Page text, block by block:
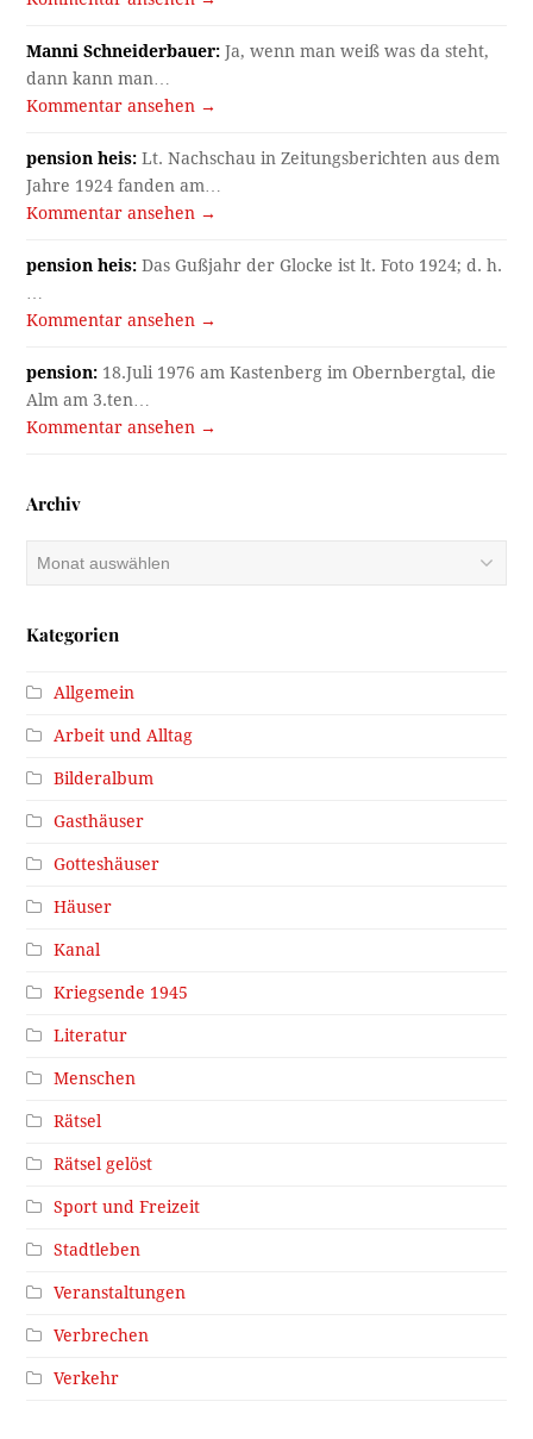
Manni Schneiderbauer: Ja, wenn man weiß was da steht,
dann kann man…
Kommentar ansehen →
pension heis: Lt. Nachschau in Zeitungsberichten aus dem
Jahre 1924 fanden am…
Kommentar ansehen →
pension heis: Das Gußjahr der Glocke ist lt. Foto 1924; d. h.
Kommentar ansehen →
pension: 18.Juli 1976 am Kastenberg im Obernbergtal, die
Alm am 3.ten…
Kommentar ansehen →
Archiv
Kategorien
Allgemein
Arbeit und Alltag
Bilderalbum
Gasthäuser
Gotteshäuser
Häuser
Kanal
Kriegsende 1945
Literatur
Menschen
Rätsel
Rätsel gelöst
Sport und Freizeit
Stadtleben
Veranstaltungen
Verbrechen
Verkehr